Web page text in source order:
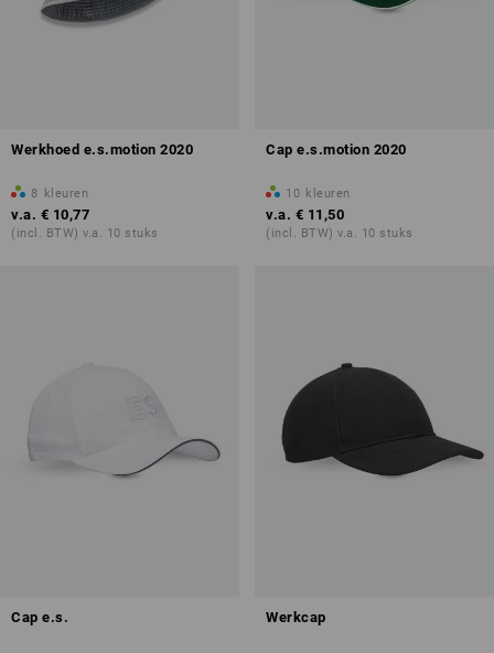
Werkhoed e.s.motion 2020
8 kleuren
v.a. € 10,77
(incl. BTW) v.a. 10 stuks
Cap e.s.motion 2020
10 kleuren
v.a. € 11,50
(incl. BTW) v.a. 10 stuks
Cap e.s. Werkcap